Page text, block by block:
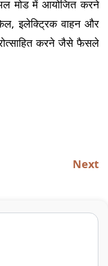
मोड में आयोजित करने
इलेक्ट्रिक वाहन और
करने जैसे फैसले
Next